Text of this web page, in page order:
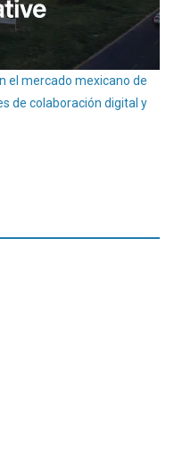
el mercado mexicano de
de colaboración digital y